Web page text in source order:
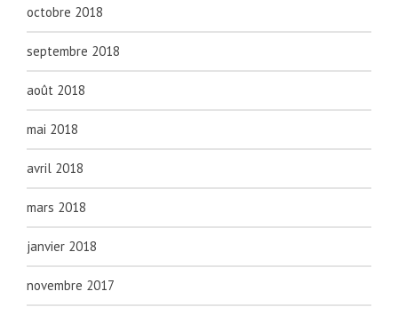
octobre 2018
septembre 2018
août 2018
mai 2018
avril 2018
mars 2018
janvier 2018
novembre 2017